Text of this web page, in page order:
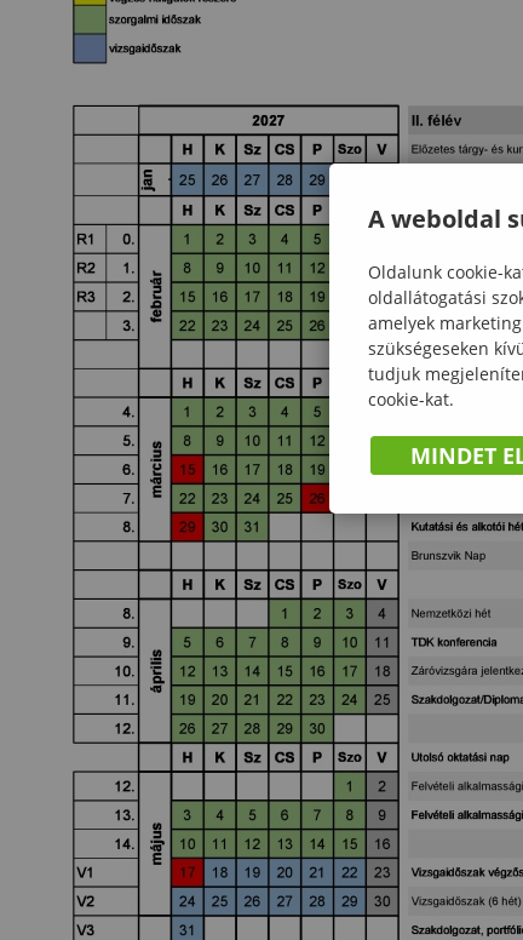
A weboldal
Oldalunk cookie-
oldallátogatási
amelyek
szükségeseken
tudjuk
cookie-kat.
MINDET